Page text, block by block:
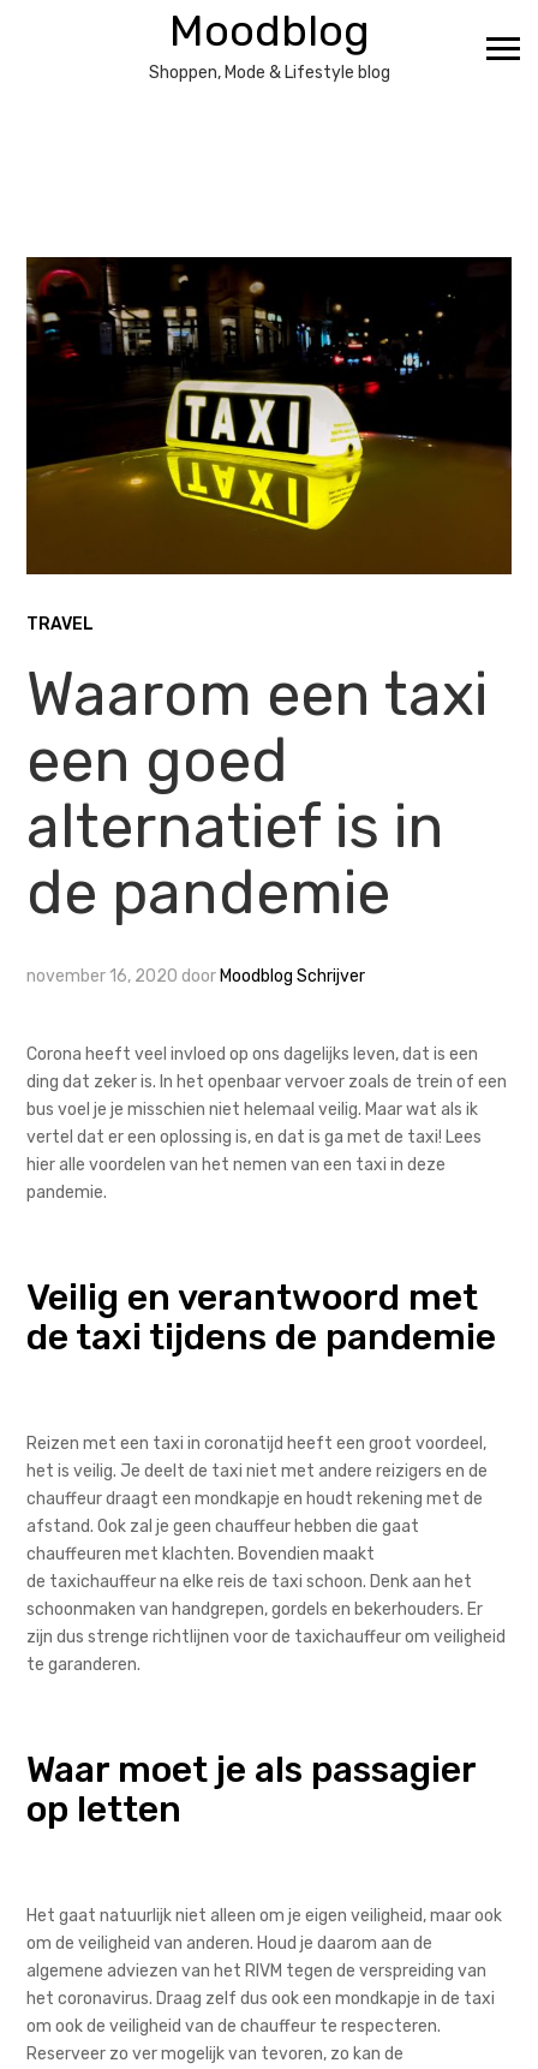
Moodblog
Shoppen, Mode & Lifestyle blog
TRAVEL
Waarom een taxi
een goed
alternatief is in
de pandemie
november 16, 2020 door Moodblog Schrijver
Corona heeft veel invloed op ons dagelijks leven, dat is een
ding dat zeker is. In het openbaar vervoer zoals de trein of een
bus voel je je misschien niet helemaal veilig. Maar wat als ik
vertel dat er een oplossing is, en dat is ga met de taxi! Lees
hier alle voordelen van het nemen van een taxi in deze
pandemie.
Veilig en verantwoord met
de taxi tijdens de pandemie
Reizen met een taxi in coronatijd heeft een groot voordeel,
het is veilig. Je deelt de taxi niet met andere reizigers en de
chauffeur draagt een mondkapje en houdt rekening met de
afstand. Ook zal je geen chauffeur hebben die gaat
chauffeuren met klachten. Bovendien maakt
de taxichauffeurna elke reis de taxi schoon. Denk aan het
schoonmaken van handgrepen,gordels en bekerhouders. Er
zijn dus strenge richtlijnen voor de taxichauffeur om veiligheid
te garanderen.
Waar moet je als passagier
op letten
Het gaat natuurlijk niet alleen om je eigen veiligheid, maar ook
om de veiligheid van anderen. Houd je daarom aan de
algemene adviezen van het RIVM tegen de verspreiding van
het coronavirus. Draag zelf dus ookeen mondkapje in de taxi
om ook de veiligheid van de chauffeur te respecteren.
Reserveer zo ver mogelijk van tevoren, zo kan de